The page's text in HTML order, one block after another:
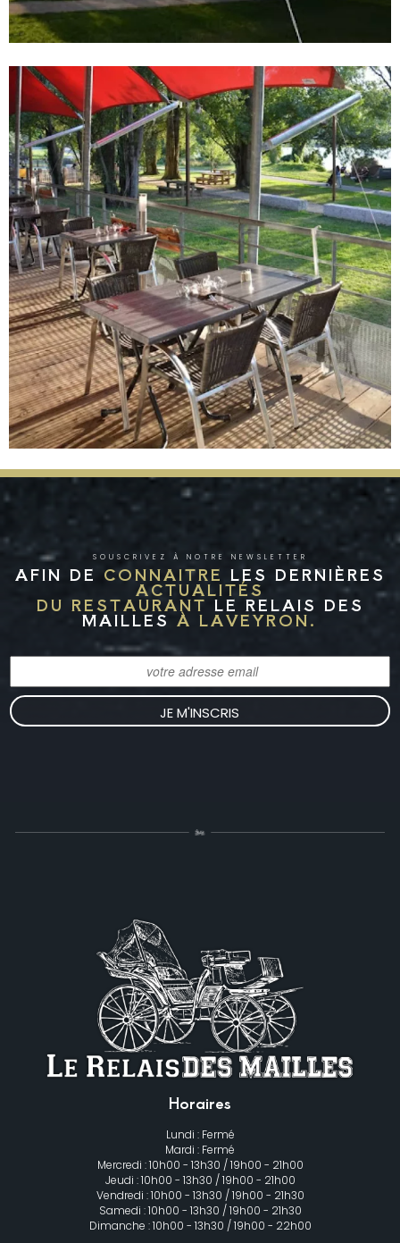
SOUSCRIVEZ À NOTRE NEWSLETTER
AFIN DE CONNAITRE LES DERNIÈRES
ACTUALITÉS
DU RESTAURANT LE RELAIS DES
MAILLES À LAVEYRON.
JE M'INSCRIS
Horaires
Lundi : Fermé
Mardi : Fermé
Mercredi : 10h00 - 13h30 / 19h00 - 21h00
Jeudi : 10h00 - 13h30 / 19h00 - 21h00
Vendredi : 10h00 - 13h30 / 19h00 - 21h30
Samedi : 10h00 - 13h30 / 19h00 - 21h30
Dimanche : 10h00 - 13h30 / 19h00 - 22h00